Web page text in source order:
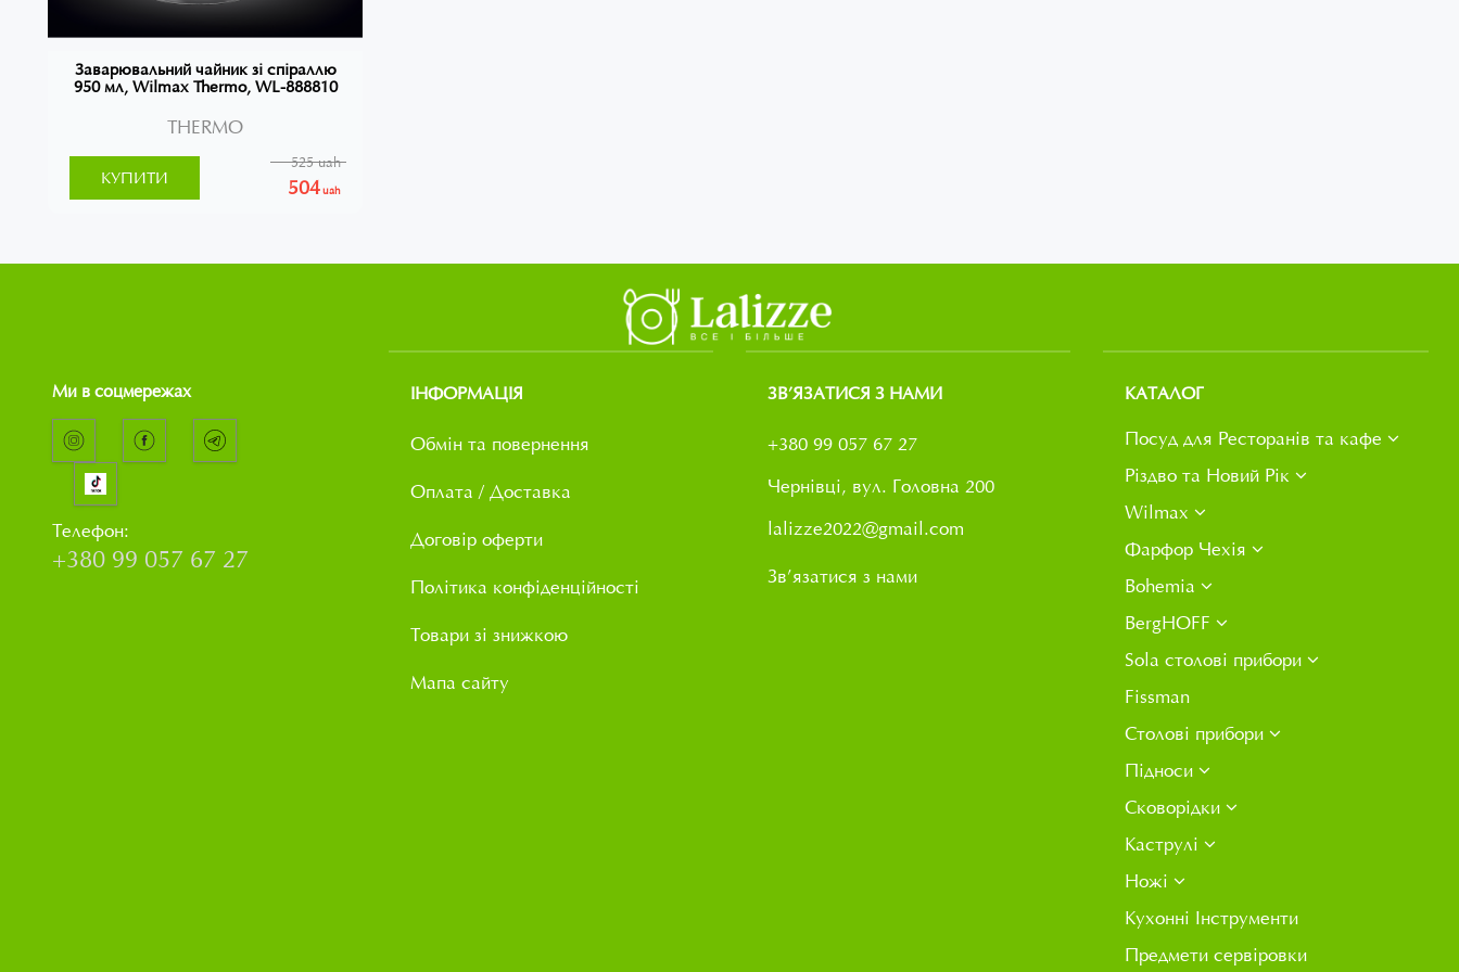
Заварювальний чайник зі спіраллю
950 мл, Wilmax Thermo, WL-888810
THERMO
504uah
525 uah
КУПИТИ
Ми в соцмережах
Телефон:
+380 99 057 67 27
ІНФОРМАЦІЯ
Обмін та повернення
Оплата / Доставка
Договір оферти
Політика конфіденційності
Товари зі знижкою
Мапа сайту
ЗВ’ЯЗАТИСЯ З НАМИ
+380 99 057 67 27
Чернівці, вул. Головна 200
lalizze2022@gmail.com
Зв’язатися з нами
КАТАЛОГ
Посуд для Ресторанів та кафе
Різдво та Новий Рік
Wilmax
Фарфор Чехія
Bohemia
BergHOFF
Sola столові прибори
Fissman
Столові прибори
Підноси
Сковорідки
Каструлі
Ножі
Кухонні Інструменти
Предмети сервіровки